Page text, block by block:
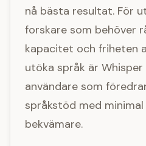
nå bästa resultat. För
forskare som behöver
kapacitet och friheten
utöka språk är
användare som
språkstöd med
bekvämare.